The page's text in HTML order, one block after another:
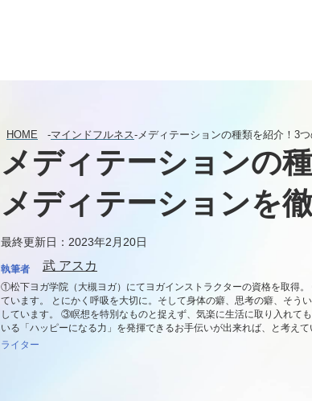
HOME -マインドフルネス-メディテーションの種類を紹介！3
メディテーションの
メディテーションを
最終更新日：2023年2月20日
執筆者 武 アスカ
①松下ヨガ学院（大槻ヨガ）にてヨガインストラクターの資格を取得
ています。 とにかく呼吸を大切に。そして身体の癖、思考の癖、そう
しています。 ③瞑想を特別なものと捉えず、気楽に生活に取り入れて
いる「ハッピーになる力」を発揮できるお手伝いが出来れば、と考えて
ライター